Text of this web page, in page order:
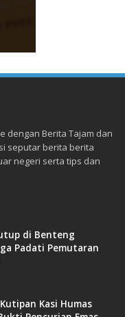
dengan Berita Tajam dan
seputar berita berita
negeri serta tips dan
di Benteng
Padati Pemutaran
Kasi Humas